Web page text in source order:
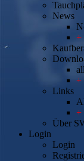
News
+
+
Links
+
Über
Login
Login